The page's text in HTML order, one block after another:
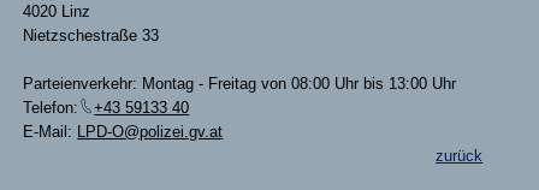
4020 Linz
Nietzschestraße 33
Parteienverkehr: Montag - Freitag von 08:00 Uhr bis 13:00 Uhr
Telefon:
+43 59133 40
E-Mail: LPD-O@polizei.gv.at
zurück